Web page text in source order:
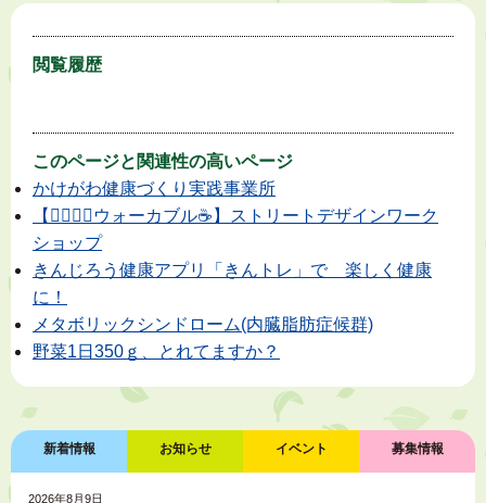
閲覧履歴
このページと 関連性の高いページ
かけがわ健康づくり実践事業所
【🚶‍♀️🚶‍♂️ウォーカブル☕】ストリートデザインワーク
ショップ
きんじろう健康アプリ「きんトレ」で 楽しく健康
に！
メタボリックシンドローム(内臓脂肪症候群)
野菜1日350ｇ、とれてますか？
新着情報 お知らせ イベント 募集情報
2026年8月9日